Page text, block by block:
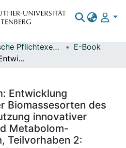
Elektronische Pflichtexemplare
E-Book
Verbundvorhaben: Entwicklung hochertragreicher Biomassesorten des Roggens unter Nutzung innovativer Transkriptom- und Metabolom-Analysetechniken, Teilvorhaben 2: Genotypisierung : Schlussbericht zum Vorhaben : Laufzeit: 01.09.2010 bis 14.02.2014 : Schlussbericht zum Vorhaben : Laufzeit: 01.09.2010 bis 14.02.2014 / Zuwendungsempfänger: Julius Kühn-Institut Bundesforschungsinstitut für Kulturpflanzen (JKI) - Institut für Resistenzforschung und Stresstoleranz, Institut für Züchtungsforschung an Landwirtschaftlichen Kulturen
Entwicklung
Biomassesorten des
innovativer
Metabolom-
Teilvorhaben 2: